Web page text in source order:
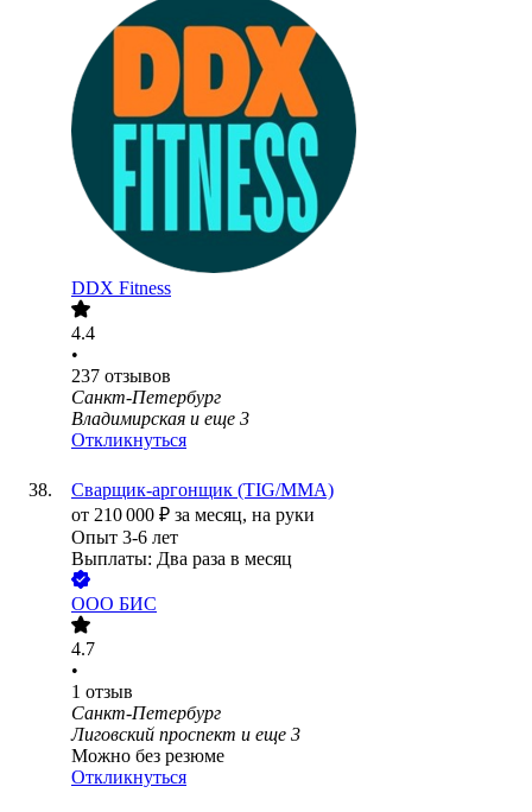
DDX Fitness
4.4
•
237 отзывов
Санкт-Петербург
Владимирская и еще 3
Откликнуться
Сварщик-аргонщик (TIG/ММА)
от 210 000 ₽ за месяц, на руки
Опыт 3-6 лет
Выплаты: Два раза в месяц
ООО БИС
4.7
•
1 отзыв
Санкт-Петербург
Лиговский проспект и еще 3
Можно без резюме
Откликнуться